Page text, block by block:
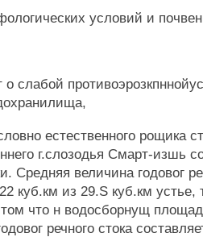
условий и
о слабой
естественного рощика
г.слозодья Смарт-изшь
Средняя величина годовог
куб.км из 29.S куб.км устье,
том что н водосборнущ
речного стока